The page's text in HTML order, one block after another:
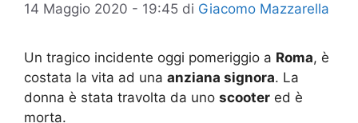
14 Maggio 2020 - 19:45 di Giacomo Mazzarella
Un tragico incidente oggi pomeriggio a Roma, è
costata la vita ad una anziana signora. La
donna è stata travolta da uno scooter ed è
morta.